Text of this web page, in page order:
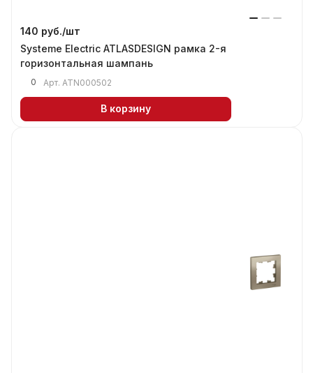
140 руб./шт
Systeme Electric ATLASDESIGN рамка 2-я
горизонтальная шампань
0 Арт. ATN000502
В корзину